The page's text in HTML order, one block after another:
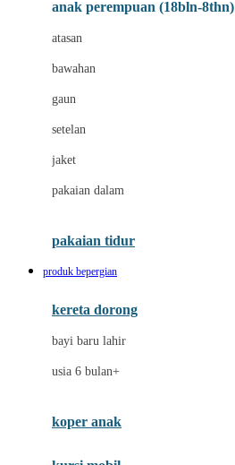
Doona
Down To Earth
E
ELC
anak perempuan (18bln-8thn)
atasan
bawahan
gaun
setelan
jaket
pakaian dalam
pakaian tidur
produk bepergian
kereta dorong
bayi baru lahir
usia 6 bulan+
koper anak